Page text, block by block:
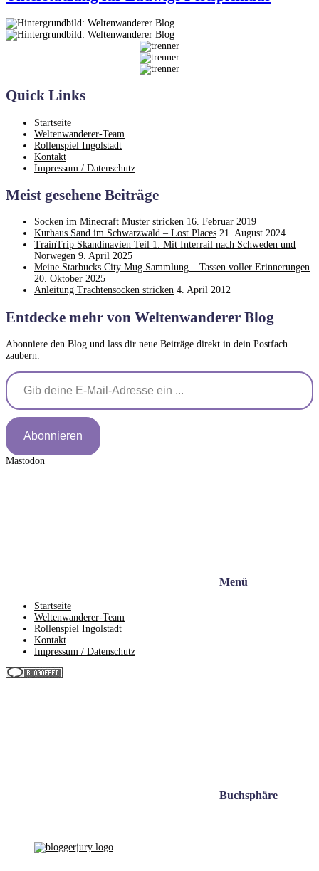
Quick Links
Startseite
Weltenwanderer-Team
Rollenspiel Ingolstadt
Kontakt
Impressum / Datenschutz
Meist gesehene Beiträge
Socken im Minecraft Muster stricken 16. Februar 2019
Kurhaus Sand im Schwarzwald – Lost Places 21. August 2024
TrainTrip Skandinavien Teil 1: Mit Interrail nach Schweden und
Norwegen 9. April 2025
Meine Starbucks City Mug Sammlung – Tassen voller Erinnerungen
20. Oktober 2025
Anleitung Trachtensocken stricken 4. April 2012
Entdecke mehr von Weltenwanderer Blog
Abonniere den Blog und lass dir neue Beiträge direkt in dein Postfach
zaubern.
Gib deine E-Mail-Adresse ein ...
Abonnieren
Mastodon
Menü
Startseite
Weltenwanderer-Team
Rollenspiel Ingolstadt
Kontakt
Impressum / Datenschutz
Buchsphäre